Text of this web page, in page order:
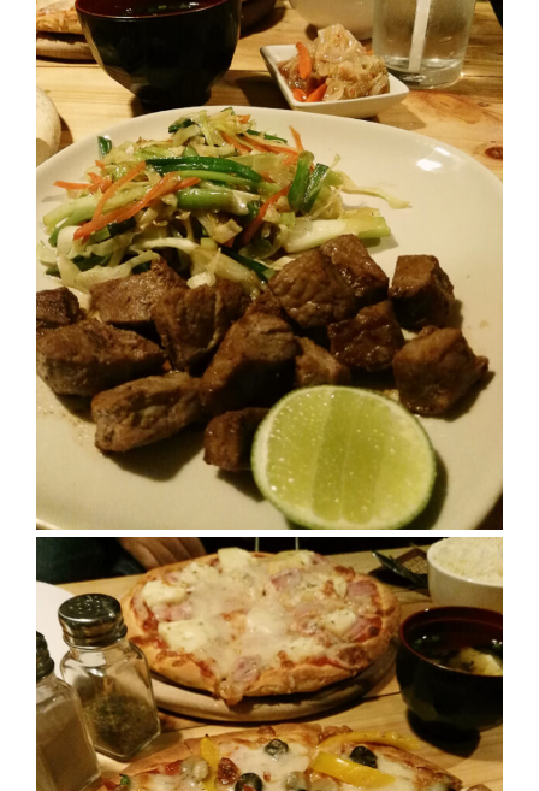
จบ
ที่
เดียว
HOMEPRO
FAIR
2017
เชียงใหม่
จัด
เต็ม
กับ
แผนที่
ร้าน
หมู
กระทะ
เชียงใหม่
งบ
ไม่
บาน
ปลาย
อิ่ม
ชิ
ลล์